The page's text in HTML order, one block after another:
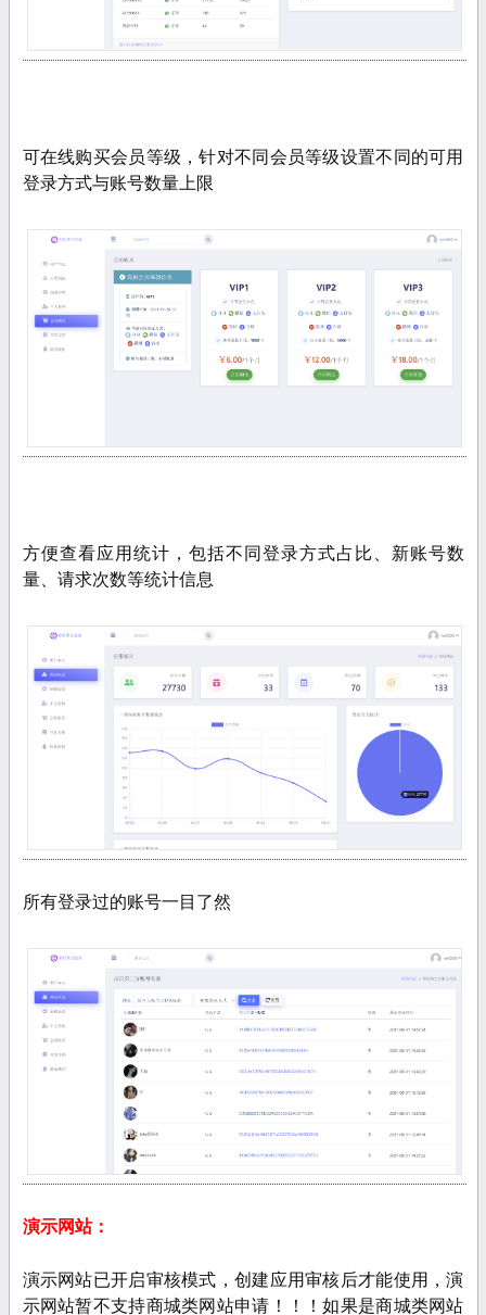
可在线购买会员等级，针对不同会员等级设置不同的可用
登录方式与账号数量上限
方便查看应用统计，包括不同登录方式占比、新账号数
量、请求次数等统计信息
所有登录过的账号一目了然
演示网站：
演示网站已开启审核模式，创建应用审核后才能使用，演
示网站暂不支持商城类网站申请！！！如果是商城类网站